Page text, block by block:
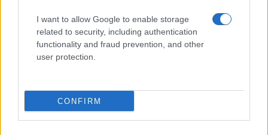
I want to allow Google to enable storage
related to security, including authentication
functionality and fraud prevention, and other
user protection.
CONFIRM